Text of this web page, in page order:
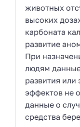
животных
высоких
карбоната
развитие
При
людям
развития или
эффектов не
данные о
средства